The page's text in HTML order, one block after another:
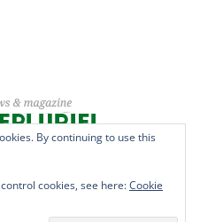
| *** Designed, Managed &
By continuing to use this
cookies, see here:Cookie